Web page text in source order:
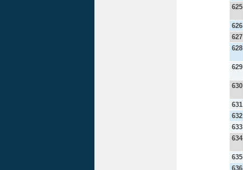
625
626
627
628
629
630
631
632
633
634
635
636